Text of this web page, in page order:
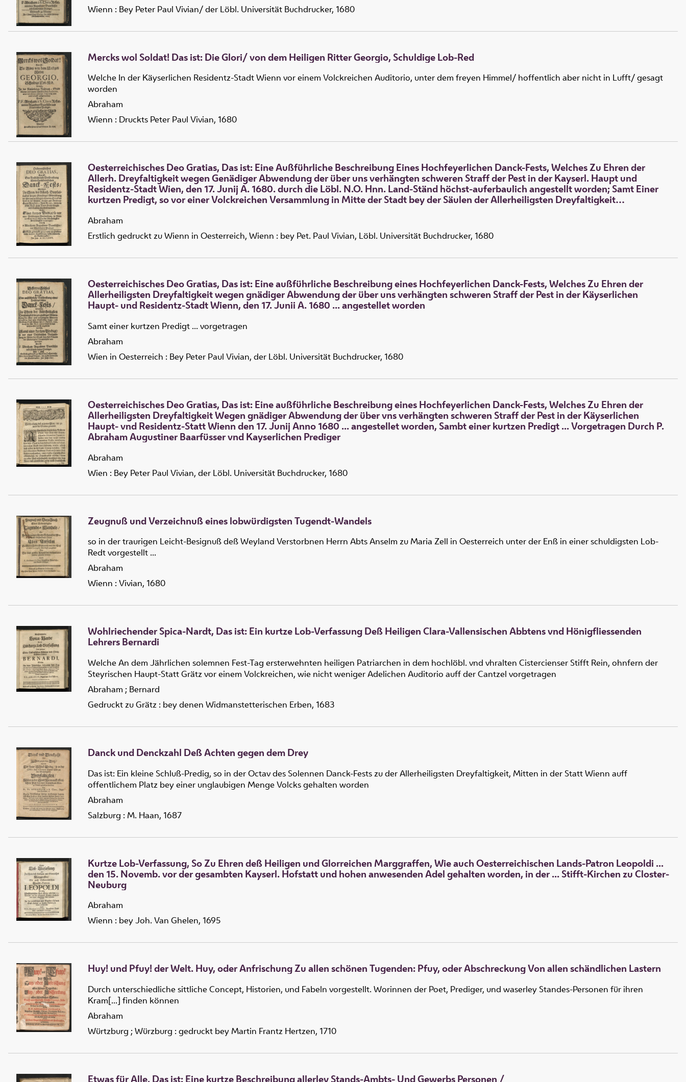
Wienn : Bey Peter Paul Vivian/ der Löbl. Universität Buchdrucker, 1680
Mercks wol Soldat! Das ist: Die Glori/ von dem Heiligen Ritter Georgio, Schuldige Lob-Red
Welche In der Käyserlichen Residentz-Stadt Wienn vor einem Volckreichen Auditorio, unter dem freyen Himmel/ hoffentlich aber nicht in Lufft/ gesagt
worden
Abraham
Wienn : Druckts Peter Paul Vivian, 1680
Oesterreichisches Deo Gratias, Das ist: Eine Außführliche Beschreibung Eines Hochfeyerlichen Danck-Fests, Welches Zu Ehren der
Allerh. Dreyfaltigkeit wegen Genädiger Abwendung der über uns verhängten schweren Straff der Pest in der Kayserl. Haupt und
Residentz-Stadt Wien, den 17. Junij A. 1680. durch die Löbl. N.O. Hnn. Land-Ständ höchst-auferbaulich angestellt worden; Samt Einer
kurtzen Predigt, so vor einer Volckreichen Versammlung in Mitte der Stadt bey der Säulen der Allerheiligsten Dreyfaltigkeit
Abraham
Erstlich gedruckt zu Wienn in Oesterreich, Wienn : bey Pet. Paul Vivian, Löbl. Universität Buchdrucker, 1680
Oesterreichisches Deo Gratias, Das ist: Eine außführliche Beschreibung eines Hochfeyerlichen Danck-Fests, Welches Zu Ehren der
Allerheiligsten Dreyfaltigkeit wegen gnädiger Abwendung der über uns verhängten schweren Straff der Pest in der Käyserlichen
Haupt- und Residentz-Stadt Wienn, den 17. Junii A. 1680 ... angestellet worden
Samt einer kurtzen Predigt ... vorgetragen
Abraham
Wien in Oesterreich : Bey Peter Paul Vivian, der Löbl. Universität Buchdrucker, 1680
Oesterreichisches Deo Gratias, Das ist: Eine außführliche Beschreibung eines Hochfeyerlichen Danck-Fests, Welches Zu Ehren der
Allerheiligsten Dreyfaltigkeit Wegen gnädiger Abwendung der über vns verhängten schweren Straff der Pest in der Käyserlichen
Haupt- vnd Residentz-Statt Wienn den 17. Junij Anno 1680 ... angestellet worden, Sambt einer kurtzen Predigt ... Vorgetragen Durch P.
Abraham Augustiner Baarfüsser vnd Kayserlichen Prediger
Abraham
Wien : Bey Peter Paul Vivian, der Löbl. Universität Buchdrucker, 1680
Zeugnuß und Verzeichnuß eines lobwürdigsten Tugendt-Wandels
so in der traurigen Leicht-Besignuß deß Weyland Verstorbnen Herrn Abts Anselm zu Maria Zell in Oesterreich unter der Enß in einer schuldigsten Lob-
Redt vorgestellt ...
Abraham
Wienn : Vivian, 1680
Wohlriechender Spica-Nardt, Das ist: Ein kurtze Lob-Verfassung Deß Heiligen Clara-Vallensischen Abbtens vnd Hönigfliessenden
Lehrers Bernardi
Welche An dem Jährlichen solemnen Fest-Tag ersterwehnten heiligen Patriarchen in dem hochlöbl. vnd vhralten Cistercienser Stifft Rein, ohnfern der
Steyrischen Haupt-Statt Grätz vor einem Volckreichen, wie nicht weniger Adelichen Auditorio auff der Cantzel vorgetragen
Abraham ; Bernard
Gedruckt zu Grätz : bey denen Widmanstetterischen Erben, 1683
Danck und Denckzahl Deß Achten gegen dem Drey
Das ist: Ein kleine Schluß-Predig, so in der Octav des Solennen Danck-Fests zu der Allerheiligsten Dreyfaltigkeit, Mitten in der Statt Wienn auff
offentlichem Platz bey einer unglaubigen Menge Volcks gehalten worden
Abraham
Salzburg : M. Haan, 1687
Kurtze Lob-Verfassung, So Zu Ehren deß Heiligen und Glorreichen Marggraffen, Wie auch Oesterreichischen Lands-Patron Leopoldi ...
den 15. Novemb. vor der gesambten Kayserl. Hofstatt und hohen anwesenden Adel gehalten worden, in der ... Stifft-Kirchen zu Closter-
Neuburg
Abraham
Wienn : bey Joh. Van Ghelen, 1695
Huy! und Pfuy! der Welt. Huy, oder Anfrischung Zu allen schönen Tugenden: Pfuy, oder Abschreckung Von allen schändlichen Lastern
Durch unterschiedliche sittliche Concept, Historien, und Fabeln vorgestellt. Worinnen der Poet, Prediger, und waserley Standes-Personen für ihren
Kram[...] finden können
Abraham
Würtzburg ; Würzburg : gedruckt bey Martin Frantz Hertzen, 1710
Etwas für Alle, Das ist: Eine kurtze Beschreibung allerley Stands-Ambts- Und Gewerbs Personen /